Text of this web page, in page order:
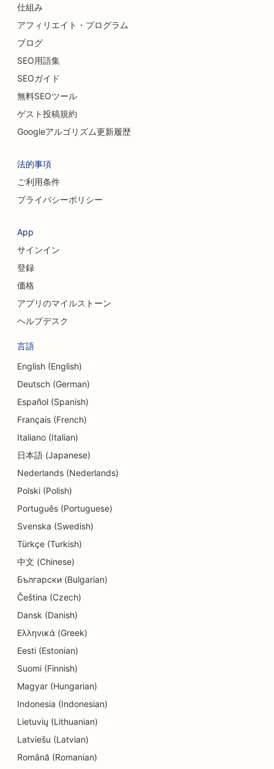
仕組み
アフィリエイト・プログラム
ブログ
SEO用語集
SEOガイド
無料SEOツール
ゲスト投稿規約
Googleアルゴリズム更新履歴
法的事項
ご利用条件
プライバシーポリシー
App
サインイン
登録
価格
アプリのマイルストーン
ヘルプデスク
言語
English (English)
Deutsch (German)
Español (Spanish)
Français (French)
Italiano (Italian)
日本語 (Japanese)
Nederlands (Nederlands)
Polski (Polish)
Português (Portuguese)
Svenska (Swedish)
Türkçe (Turkish)
中文 (Chinese)
Български (Bulgarian)
Čeština (Czech)
Dansk (Danish)
Ελληνικά (Greek)
Eesti (Estonian)
Suomi (Finnish)
Magyar (Hungarian)
Indonesia (Indonesian)
Lietuvių (Lithuanian)
Latviešu (Latvian)
Română (Romanian)